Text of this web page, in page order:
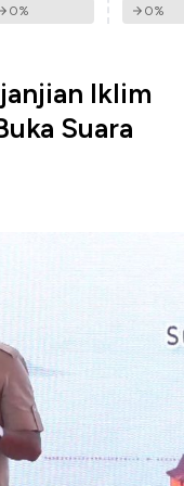
0% 0%
Iklim
Suara